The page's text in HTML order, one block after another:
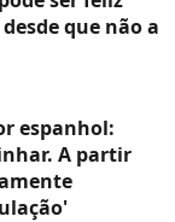
que não a
espanhol:
A partir